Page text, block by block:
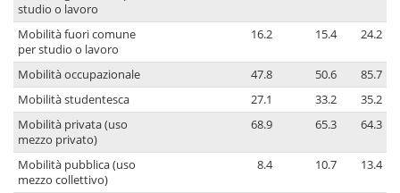
studio o lavoro
Mobilità fuori comune
per studio o lavoro
16.2 15.4 24.2
Mobilità occupazionale 47.8 50.6
85.7
Mobilità studentesca
27.1 33.2
35.2
Mobilità privata (uso
mezzo privato)
68.9 65.3 64.3
Mobilità pubblica (uso
mezzo collettivo)
8.4 10.7 13.4